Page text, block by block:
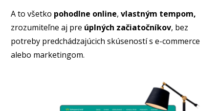
A to všetko pohodlne online, vlastným tempom,
zrozumiteľne aj pre úplných začiatočníkov, bez
potreby predchádzajúcich skúseností s e-commerce
alebo marketingom.